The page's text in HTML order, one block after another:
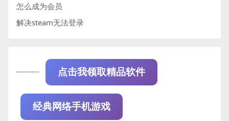
怎么成为会员
解决steam无法登录
--------- 点击我领取精品软件
经典网络手机游戏